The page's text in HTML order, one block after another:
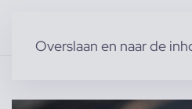
Overslaan en naar de